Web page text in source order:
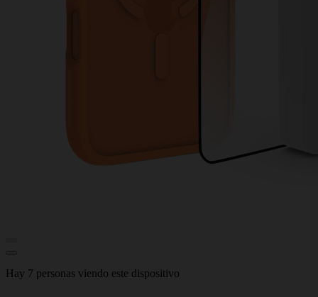
Hay 7 personas viendo este dispositivo